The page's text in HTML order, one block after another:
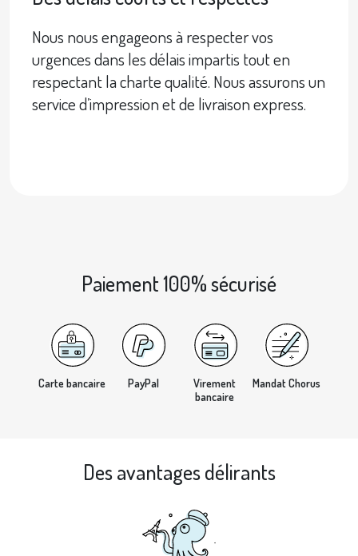
Nous nous engageons à respecter vos
urgences dans les délais impartis tout en
respectant la charte qualité. Nous assurons un
service d’impression et de livraison express.
Paiement 100% sécurisé
Carte bancaire PayPal
Virement
bancaire
Mandat Chorus
Des avantages délirants